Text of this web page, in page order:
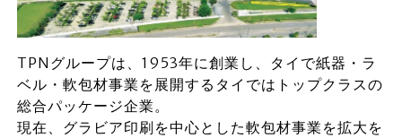
TPNグループは、1953年に創業し、タイで紙器・ラ
ベル・軟包材事業を展開するタイではトップクラスの
総合パッケージ企業。
現在、グラビア印刷を中心とした軟包材事業を拡大を